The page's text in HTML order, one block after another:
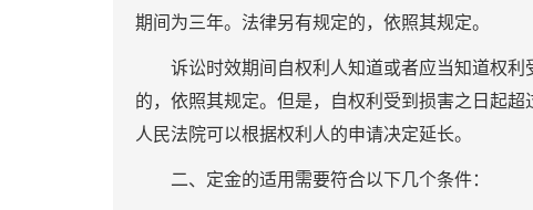
期间为三年。法律另有规定的，依照其规定。
诉讼时效期间自权利人知道或者应当知道权利
的，依照其规定。但是，自权利受到损害之日起
人民法院可以根据权利人的申请决定延长。
二、定金的适用需要符合以下几个条件：